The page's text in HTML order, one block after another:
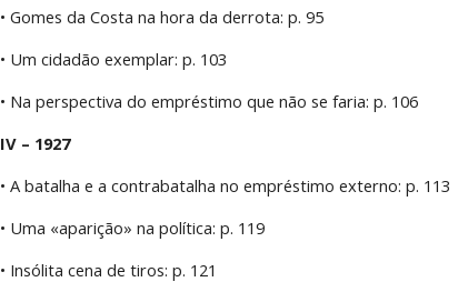
• Gomes da Costa na hora da derrota: p. 95
• Um cidadão exemplar: p. 103
• Na perspectiva do empréstimo que não se faria: p. 106
IV – 1927
• A batalha e a contrabatalha no empréstimo externo: p. 113
• Uma «aparição» na política: p. 119
• Insólita cena de tiros: p. 121